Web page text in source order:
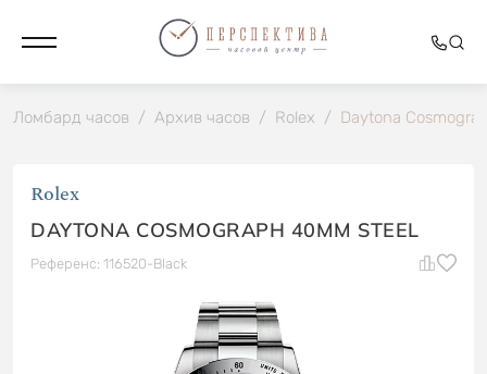
Ломбард часов / Архив часов / Rolex / Daytona
Rolex
DAYTONA COSMOGRAPH 40MM STEEL
Референс: 116520-Black